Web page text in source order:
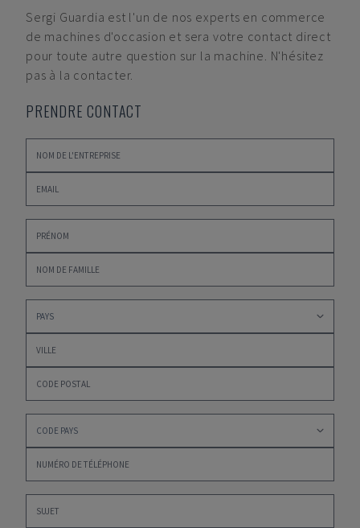
Sergi Guardia est l'un de nos experts en commerce
de machines d'occasion et sera votre contact direct
pour toute autre question sur la machine. N'hésitez
pas à la contacter.
PRENDRE CONTACT